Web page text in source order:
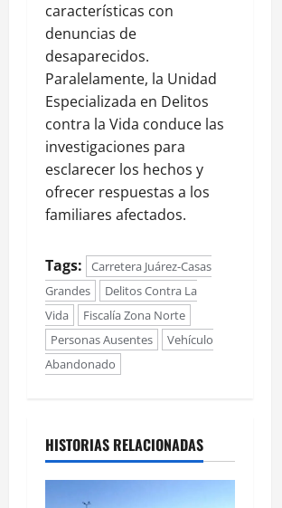
características con
denuncias de
desaparecidos.
Paralelamente, la Unidad
Especializada en Delitos
contra la Vida conduce las
investigaciones para
esclarecer los hechos y
ofrecer respuestas a los
familiares afectados.
Tags:
Carretera Juárez-Casas
Grandes
Delitos Contra La
Vida
Fiscalía Zona Norte
Personas Ausentes
Vehículo
Abandonado
HISTORIAS RELACIONADAS